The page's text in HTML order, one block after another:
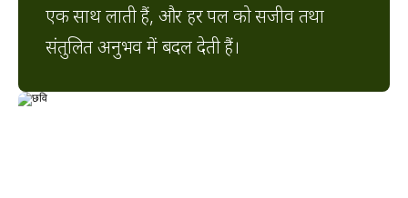
एक साथ लाती हैं, और हर पल को सजीव तथा
संतुलित अनुभव में बदल देती हैं।